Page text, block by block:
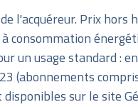
l'acquéreur. Prix hors
consommation
un usage standard :
(abonnements
sur le site